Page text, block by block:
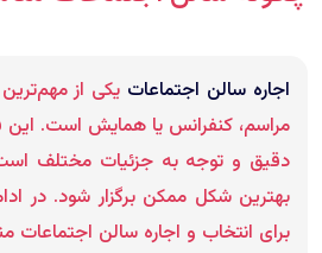
اجاره سالن اجتماعات یکی از
مراسم، کنفرانس یا همایش است. این
دقیق و توجه به جزئیات مختلف
بهترین شکل ممکن برگزار شود. در
برای انتخاب و اجاره سالن اجتماعات